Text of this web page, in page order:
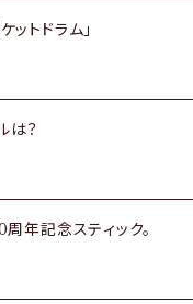
トドラム」
は？
年記念スティック。